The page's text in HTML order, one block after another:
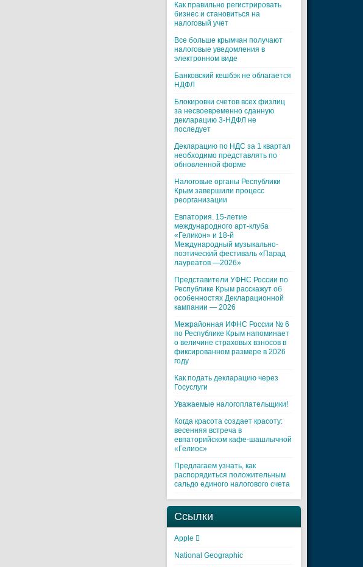
Как правильно регистрировать
бизнес и становиться на
налоговый учет
Все больше крымчан получают
налоговые уведомления в
электронном виде
Банковский кешбэк не облагается
НДФЛ
Блокировки счетов всех физлиц
за несвоевременно сданную
декларацию 3-НДФЛ не
последует
Декларацию по НДС за 1 квартал
необходимо представлять по
обновленной форме
Налоговые органы Республики
Крым завершили процесс
реорганизации
Евпатория. 15-летие
международного арт-клуба
«Геликон» и 18-й
Международный музыкально-
поэтический фестиваль «Парад
лауреатов —2026»
Представители УФНС России по
Республике Крым расскажут об
особенностях Декларационной
кампании — 2026
Межрайонная ИФНС России № 6
по Республике Крым напоминает
о величине страховых взносов в
фиксированном размере в 2026
году
Как подать декларацию через
Госуслуги
Уважаемые налогоплательщики!
Когда красота создает красоту:
весенняя встреча в
евпаторийском кафе-шашлычной
«Гелиос»
Предлагаем узнать, как
распорядиться положительным
сальдо единого налогового счета
Ссылки
Apple 
National Geographic